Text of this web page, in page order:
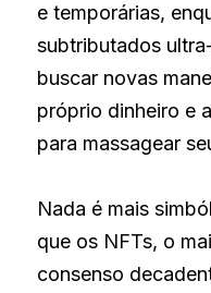
e temporárias,
subtributados
buscar novas
próprio dinheiro e
para massagear
Nada é mais
que os NFTs, o
consenso